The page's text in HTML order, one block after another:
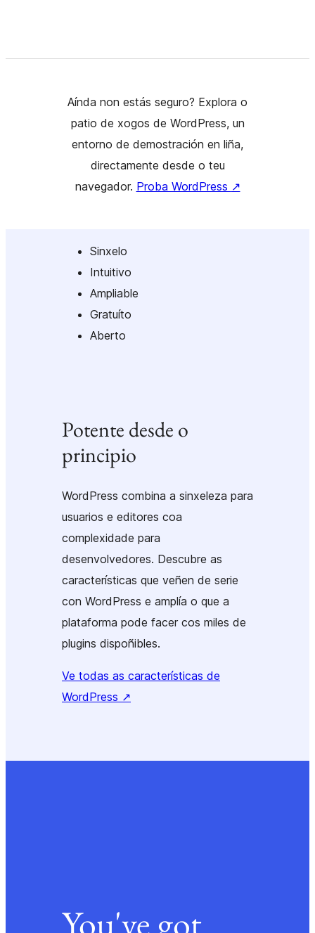
Aínda non estás seguro? Explora o
patio de xogos de WordPress, un
entorno de demostración en liña,
directamente desde o teu
navegador. Proba WordPress ↗
Sinxelo
Intuitivo
Ampliable
Gratuíto
Aberto
Potente desde o
principio
WordPress combina a sinxeleza para
usuarios e editores coa
complexidade para
desenvolvedores. Descubre as
características que veñen de serie
con WordPress e amplía o que a
plataforma pode facer cos miles de
plugins dispoñibles.
Ve todas as características de
WordPress ↗
You've got